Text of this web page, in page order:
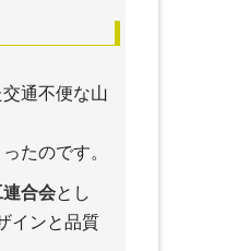
通不便な山
たのです。
合会とし
インと品質